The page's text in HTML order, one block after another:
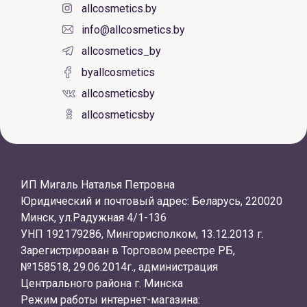
allcosmetics.by
info@allcosmetics.by
allcosmetics_by
byallcosmetics
allcosmeticsby
allcosmeticsby
ИП Мигаль Наталья Петровна
Юридический и почтовый адрес: Беларусь, 220020
Минск, ул.Радужная 4/1-136
УНП 192179286, Мингорисполком, 13.12.2013 г.
Зарегистрирован в Торговом реестре РБ,
№158518, 29.06.2014г., администрация
Центрального района г. Минска
Режим работы интернет-магазина: